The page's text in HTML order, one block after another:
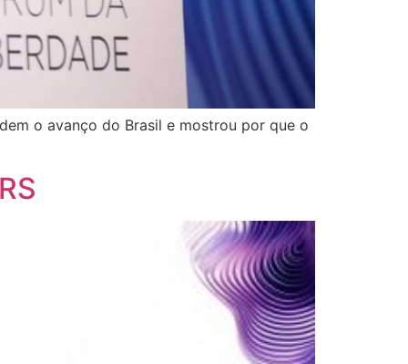
o avanço do Brasil e mostrou por que o